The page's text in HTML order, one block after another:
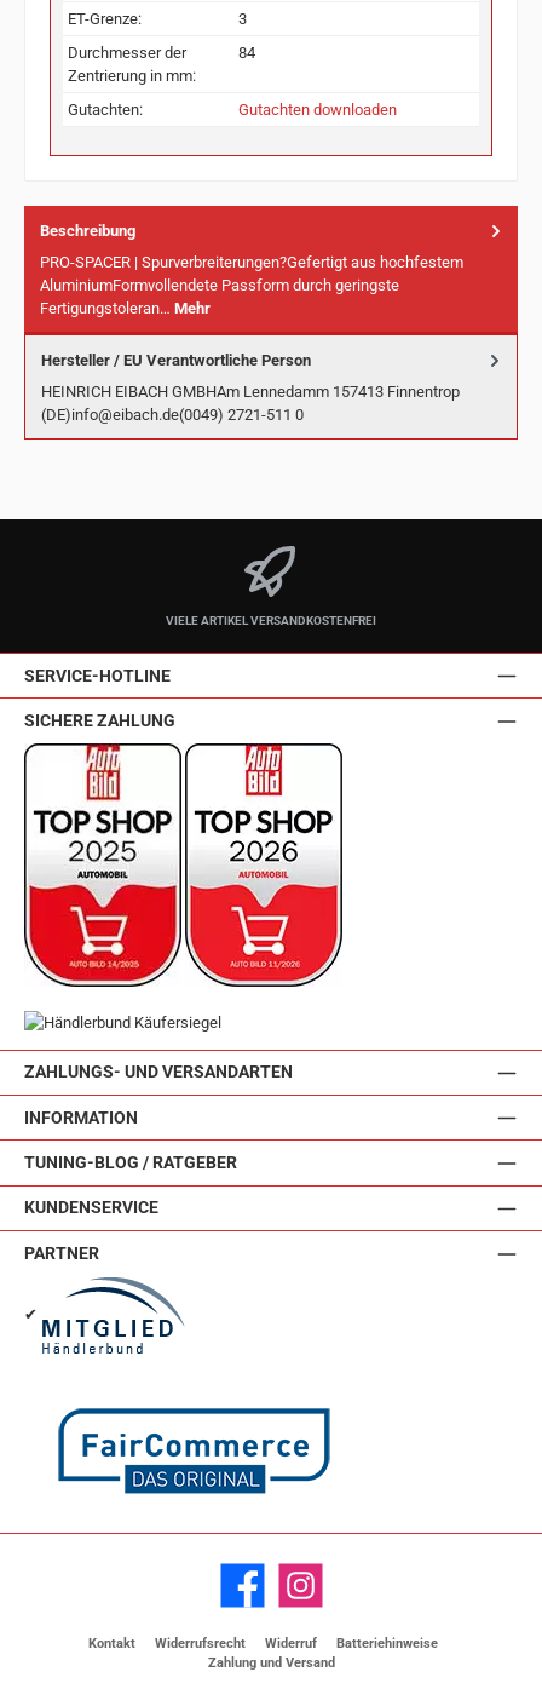
ET-Grenze:
3
Durchmesser der
Zentrierung in mm:
84
Gutachten: Gutachten downloaden
Beschreibung
PRO-SPACER | Spurverbreiterungen?Gefertigt aus hochfestem
AluminiumFormvollendete Passform durch geringste
Fertigungstoleran… Mehr
Hersteller / EU Verantwortliche Person
HEINRICH EIBACH GMBHAm Lennedamm 157413 Finnentrop
(DE)info@eibach.de(0049) 2721-511 0
VIELE ARTIKEL VERSANDKOSTENFREI
SERVICE-HOTLINE
ZAHLUNGS- UND VERSANDARTEN
INFORMATION
TUNING-BLOG / RATGEBER
KUNDENSERVICE
SICHERE ZAHLUNG
PARTNER
✔
Facebook Instagram
Kontakt Widerrufsrecht Widerruf
Batteriehinweise
Zahlung und Versand